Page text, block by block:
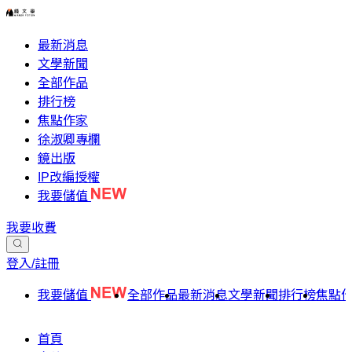
最新消息
文學新聞
全部作品
排行榜
焦點作家
徐淑卿專欄
鏡出版
IP改編授權
我要儲值
我要收費
登入/註冊
我要儲值 全部作品最新消息文學新聞排行榜焦點
首頁